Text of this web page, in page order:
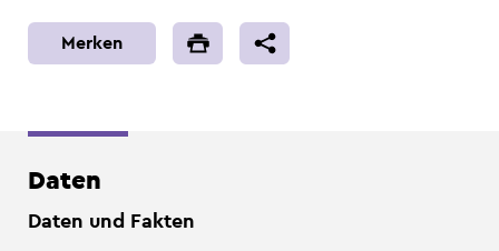
Merken
Daten
Daten und Fakten